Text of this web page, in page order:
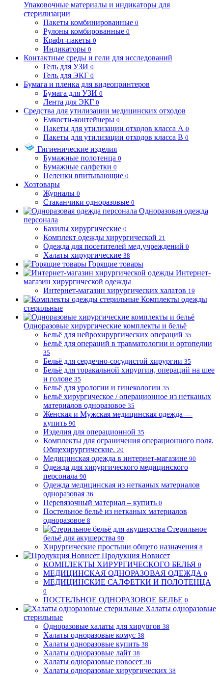
Упаковочные материалы и индикаторы для
стерилизации
Пакеты комбинированные 0
Рулоны комбированные 0
Крафт-пакеты 0
Индикаторы 0
Контактные среды и гели для исследований
Гель для УЗИ 0
Гель для ЭКГ 0
Бумага и пленка для видеопринтеров
Бумага для УЗИ 0
Лента для ЭКГ 0
Средства для утилизации медицинских отходов
Емкости-контейнеры 0
Пакеты для утилизации отходов класса А 0
Пакеты для утилизации отходов класса В 0
Гигиенические изделия
Бумажные полотенца 0
Бумажные салфетки 0
Пеленки впитывающие 0
Хозтовары
Журналы 0
Стаканчики одноразовые 0
Одноразовая одежда
персонала
Бахилы хирургические 0
Комплект одежды хирургической 21
Одежда для посетителей мед.учреждений 0
Халаты хирургические 38
Горящие товары
Интернет-
магазин хирургической одежды
Интернет-магазин хирургических халатов 19
Комплекты одежды
стерильные
Одноразовые хирургические комплекты и бельё
Бельё для нейрохирургических операций 35
Бельё для операций в травматологии и ортопедии
35
Бельё для сердечно-сосудистой хирургии 35
Бельё для торакальной хирургии, операций на шее
и голове 35
Бельё для урологии и гинекологии 35
Бельё хирургическое / операционное из нетканых
материалов одноразовое 35
Женская и Мужская медицинская одежда —
купить 90
Изделия для операционной 35
Комплекты для ограничения операционного поля.
Общехирургические. 20
Медицинская одежда в интернет-магазине 90
Одежда для хирургического медицинского
персонала 90
Одежда медицинская из нетканых материалов
одноразовая 36
Перевязочный материал – купить 0
Постельное бельё из нетканых материалов
одноразовое 8
Стерильное
бельё для акушерства 90
Хирургические простыни общего назначения 8
Продукция Новисет
КОМПЛЕКТЫ ХИРУРГИЧЕСКОГО БЕЛЬЯ 0
МЕДИЦИНСКАЯ ОДНОРАЗОВАЯ ОДЕЖДА 0
МЕДИЦИНСКИЕ САЛФЕТКИ И ПОЛОТЕНЦА
0
ПОСТЕЛЬНОЕ ОДНОРАЗОВОЕ БЕЛЬЕ 0
Халаты одноразовые
стерильные
Одноразовые халаты для хирургов 38
Халаты одноразовые комус 38
Халаты одноразовые купить 38
Халаты одноразовые лайт 38
Халаты одноразовые новосет 38
Халаты одноразовые хирургических 38